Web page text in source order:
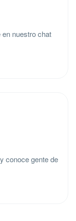
nuestro chat
conoce gente de